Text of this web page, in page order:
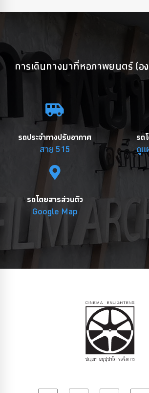
การเดินทางมาที่หอภาพยนตร์ (อ
รถประจำทางปรับอากาศ
สาย 515
รถ
ดูแ
รถโดยสารส่วนตัว
Google Map